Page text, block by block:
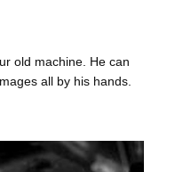
old machine. He can
all by his hands.